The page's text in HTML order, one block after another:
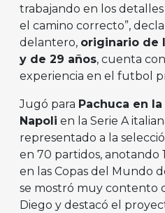
trabajando en los
el camino correcto”,
delantero, originario de
y de 29 años, cuenta
experiencia en el futbol
Jugó para Pachuca en
Napoli en la Serie A
representado a la
en 70 partidos, anotando
en las Copas del Mundo
se mostró muy contento
Diego y destacó el